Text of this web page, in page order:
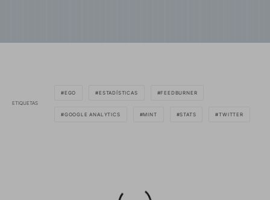
ETIQUETAS
EGO ESTADÍSTICAS FEEDBURNER
GOOGLE ANALYTICS MINT STATS TWITTER